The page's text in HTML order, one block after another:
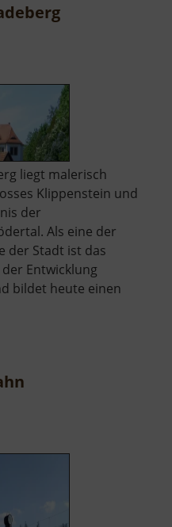
liegt malerisch
Klippenstein und
der
Als eine der
der Stadt ist das
Entwicklung
bildet heute einen